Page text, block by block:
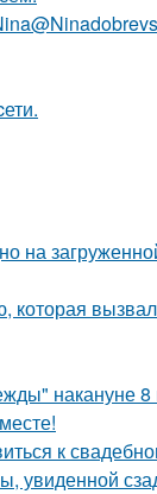
на
которая
накануне 8
к
увиденной